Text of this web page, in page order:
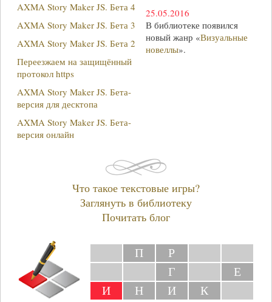
AXMA Story Maker JS. Бета 4
AXMA Story Maker JS. Бета 3
AXMA Story Maker JS. Бета 2
Переезжаем на защищённый
протокол https
AXMA Story Maker JS. Бета-
версия для десктопа
AXMA Story Maker JS. Бета-
версия онлайн
25.05.2016
В библиотеке появился
новый жанр «Визуальные
новеллы».
Что такое текстовые игры?
Заглянуть в библиотеку
Почитать блог
П
Р
Г
Е
И
Н И К